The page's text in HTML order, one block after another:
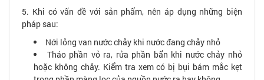
5. Khi có vấn đề với sản phẩm, nên áp dụng những biện
pháp sau:
Nới lỏng van nước chảy khi nước đang chảy nhỏ
Tháo phần vỏ ra, rửa phần bẩn khi nước chảy nhỏ
hoặc không chảy. Kiểm tra xem có bị bụi bám mắc kẹt